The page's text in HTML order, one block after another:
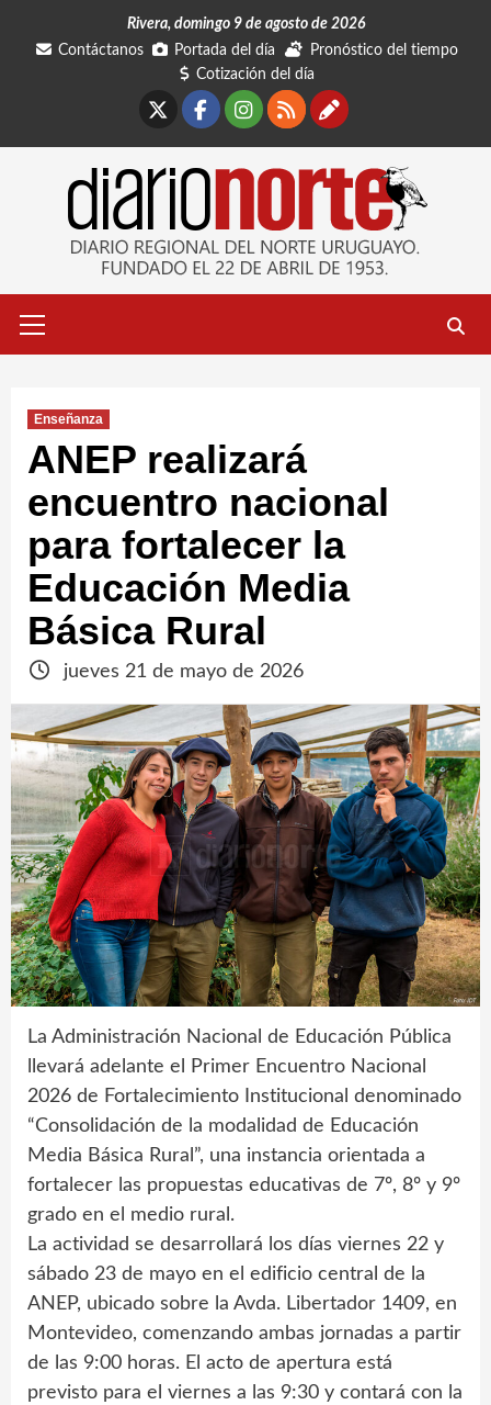
Rivera, domingo 9 de agosto de 2026
Contáctanos
Portada del día
Pronóstico del tiempo
Cotización del día
Facebook
Instagram
RSSContáctanos
primario
Enseñanza
ANEP realizará
encuentro nacional
para fortalecer la
Educación Media
Básica Rural
jueves 21 de mayo de 2026
La Administración Nacional de Educación Pública
llevará adelante el Primer Encuentro Nacional
2026 de Fortalecimiento Institucional denominado
“Consolidación de la modalidad de Educación
Media Básica Rural”, una instancia orientada a
fortalecer las propuestas educativas de 7º, 8º y 9º
grado en el medio rural.
La actividad se desarrollará los días viernes 22 y
sábado 23 de mayo en el edificio central de la
ANEP, ubicado sobre la Avda. Libertador 1409, en
Montevideo, comenzando ambas jornadas a partir
de las 9:00 horas. El acto de apertura está
previsto para el viernes a las 9:30 y contará con la